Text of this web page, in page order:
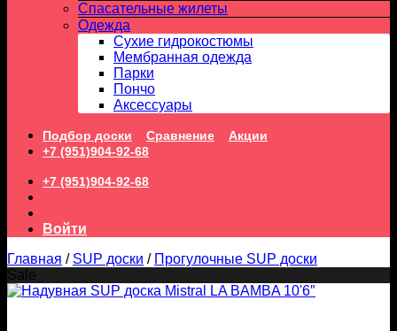
Спасательные жилеты
Одежда
Сухие гидрокостюмы
Мембранная одежда
Парки
Пончо
Аксессуары
Подбор доски Сравнение
Акции
+7 (951)904-92-68
+7 (951)904-92-68
Войти
Главная / SUP доски / Прогулочные SUP доски
Sale